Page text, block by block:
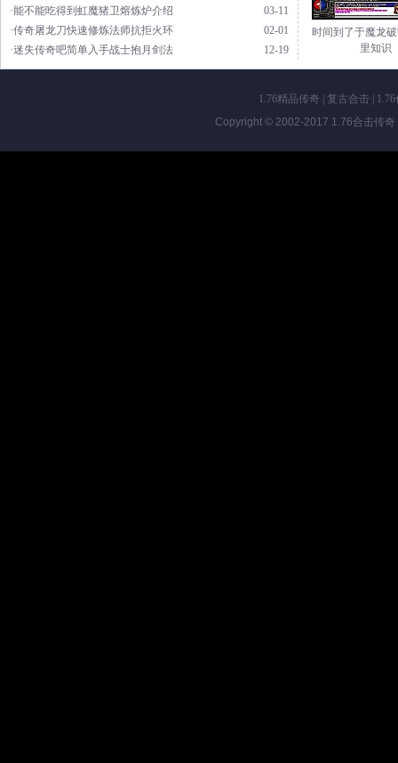
03-11
·能不能吃得到虹魔猪卫熔炼炉介绍
02-01
·传奇屠龙刀快速修炼法师抗拒火环
12-19
·迷失传奇吧简单入手战士抱月剑法
时间到了于魔龙
里知识
1.76精品传奇 复古合击|
Copyright © 2002-2017 1.76合击传奇